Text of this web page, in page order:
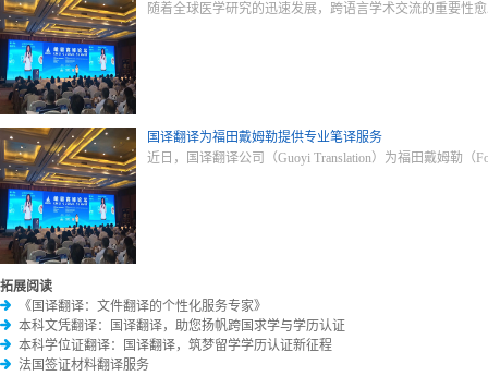
随着全球医学研究的迅速发展，跨语言学术交流的重要性
国译翻译为福田戴姆勒提供专业笔译服务
近日，国译翻译公司（Guoyi Translation）为福田戴姆勒
拓展阅读
《国译翻译：文件翻译的个性化服务专家》
本科文凭翻译：国译翻译，助您扬帆跨国求学与学历认证
本科学位证翻译：国译翻译，筑梦留学学历认证新征程
法国签证材料翻译服务